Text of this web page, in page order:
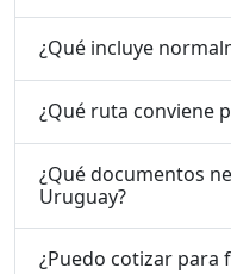
¿Qué incluye
¿Qué ruta conviene
¿Qué documentos
Uruguay?
¿Puedo cotizar para